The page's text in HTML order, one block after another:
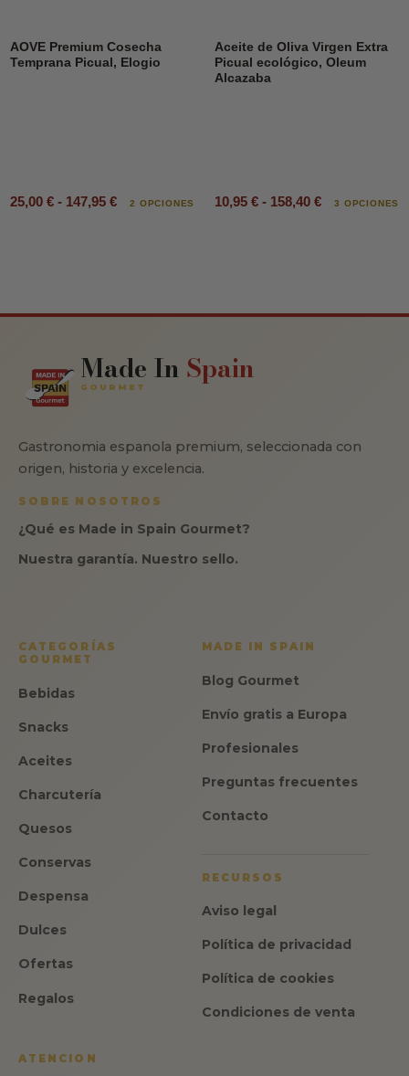
AOVE Premium Cosecha
Temprana Picual, Elogio
25,00 € - 147,95 € 2 OPCIONES
Aceite de Oliva Virgen Extra
Picual ecológico, Oleum
Alcazaba
10,95 € - 158,40 € 3 OPCIONES
Made In Spain
GOURMET
Gastronomia espanola premium, seleccionada con
origen, historia y excelencia.
SOBRE NOSOTROS
¿Qué es Made in Spain Gourmet?
Nuestra garantía. Nuestro sello.
CATEGORÍAS
GOURMET
Bebidas
Snacks
Aceites
Charcutería
Quesos
Conservas
Despensa
Dulces
Ofertas
Regalos
MADE IN SPAIN
Blog Gourmet
Envío gratis a Europa
Profesionales
Preguntas frecuentes
Contacto
RECURSOS
Aviso legal
Política de privacidad
Política de cookies
Condiciones de venta
ATENCION